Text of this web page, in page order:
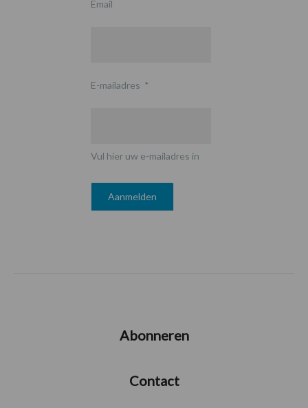
Email
E-mailadres *
Vul hier uw e-mailadres in
Abonneren
Contact